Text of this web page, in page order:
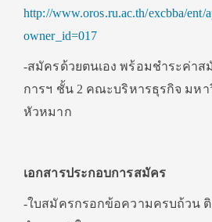
http://www.oros.ru.ac.th/excbba/ent/
owner_id=017
-สมัครด้วยตนเอง พร้อมชำระค่าส
การฯ ชั้น 2 คณะบริหารธุรกิจ มห
หัวหมาก
เอกสารประกอบการสมัคร
-ใบสมัครกรอกข้อความครบถ้วน